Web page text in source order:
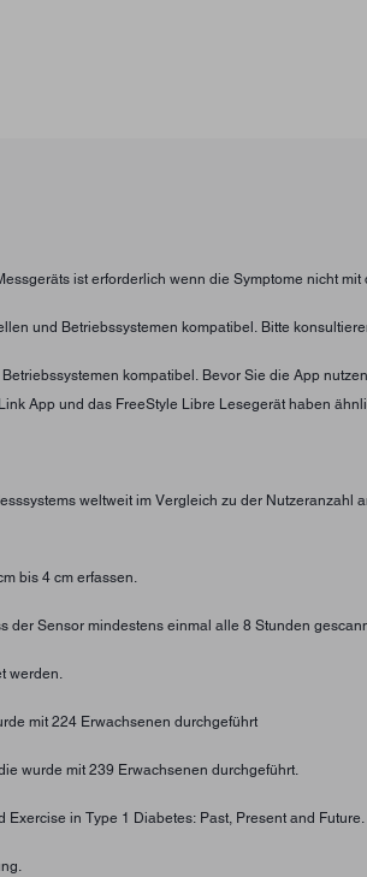
ist erforderlich wenn die Symptome nicht
und Betriebssystemen kompatibel. Bitte
kompatibel. Bevor Sie die App
App und das FreeStyle Libre Lesegerät haben
weltweit im Vergleich zu der
bis 4 cm erfassen.
der Sensor mindestens einmal alle 8 Stunden
werden.
mit 224 Erwachsenen durchgeführt
wurde mit 239 Erwachsenen durchgeführt.
in Type 1 Diabetes: Past, Present and